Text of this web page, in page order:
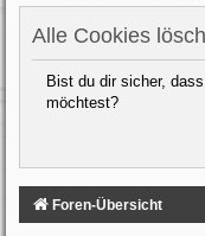
Alle Cookies
Bist du dir sicher,
möchtest?
Foren-Übersicht